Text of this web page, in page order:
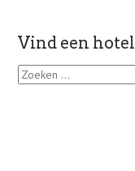
Vind een hotel
Z
o